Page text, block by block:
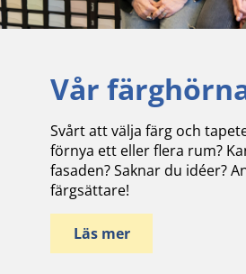
Vår
Svårt att välja färg och
förnya ett eller flera rum?
fasaden? Saknar du idéer?
färgsättare!
Läs mer